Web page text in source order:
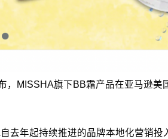
MISSHA旗下BB霜产品在亚马逊美
年起持续推进的品牌本地化营销